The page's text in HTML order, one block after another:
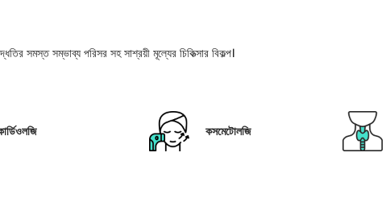
সমস্ত সম্ভাব্য পরিসর সহ সাশ্রয়ী মূল্যের চিকিত্সার বিকল্প।
কসমেটোলজি